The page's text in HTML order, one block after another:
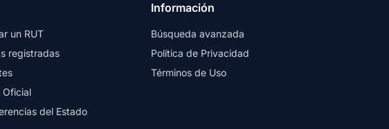
un RUT
registradas
Oficial
del Estado
Información
Búsqueda avanzada
Política de Privacidad
Términos de Uso